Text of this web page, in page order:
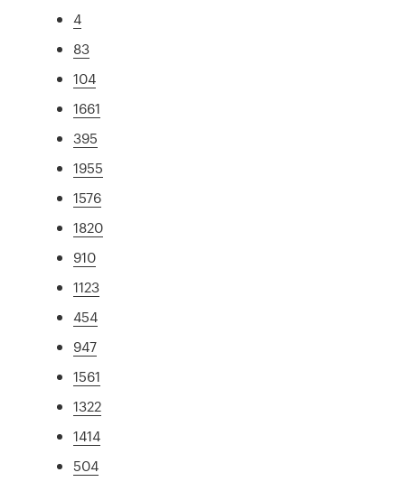
4
83
104
1661
395
1955
1576
1820
910
1123
454
947
1561
1322
1414
504